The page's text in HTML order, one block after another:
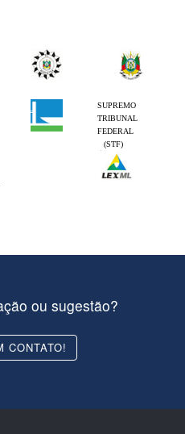
SUPREMO
TRIBUNAL
FEDERAL
(STF)
ou sugestão?
CONTATO!